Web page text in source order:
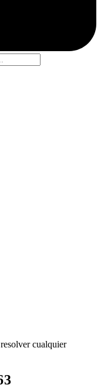
cualquier